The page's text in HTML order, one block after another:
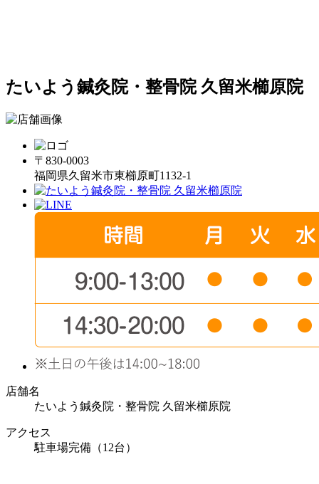
たいよう鍼灸院・整骨院 久留米櫛原院
〒830-0003
福岡県久留米市東櫛原町1132-1
店舗名
たいよう鍼灸院・整骨院 久留米櫛原院
アクセス
駐車場完備（12台）